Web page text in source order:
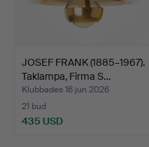
JOSEF FRANK (1885–1967).
Taklampa, Firma S…
Klubbades 16 jun 2026
21 bud
435 USD